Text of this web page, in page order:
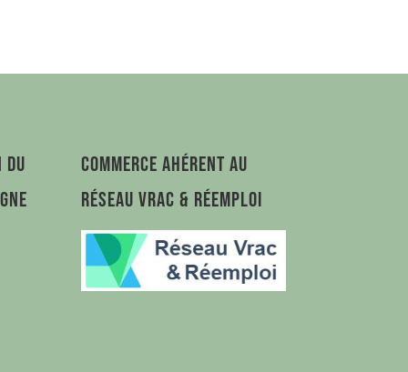
du
Commerce ahérent au
Réseau Vrac & Réemploi